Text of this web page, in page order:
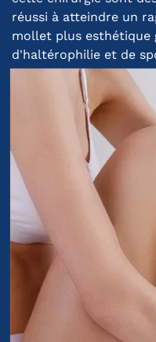
réussi à atteindre un
mollet plus esthétique
d'haltérophilie et de